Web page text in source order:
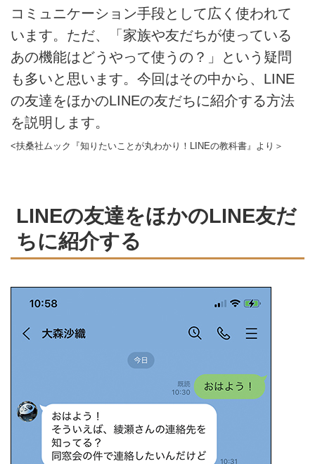
コミュニケーション手段として広く使われて
います。ただ、「家族や友だちが使っている
あの機能はどうやって使うの？」という疑問
も多いと思います。今回はその中から、LINE
の友達をほかのLINEの友だちに紹介する方法
を説明します。
<扶桑社ムック『知りたいことが丸わかり！LINEの教科書』より＞
LINEの友達をほかのLINE友だ
ちに紹介する